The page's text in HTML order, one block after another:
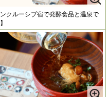
クルーシブ宿で発酵食品と温泉で